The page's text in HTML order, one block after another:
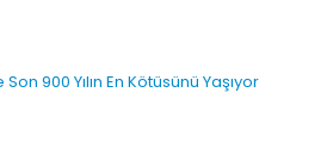
900 Yılın En Kötüsünü Yaşıyor